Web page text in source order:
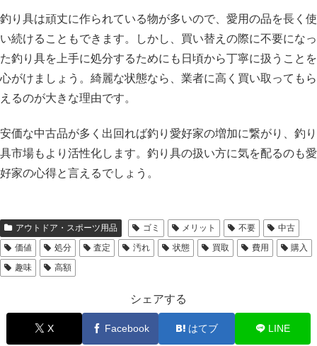
釣り具は頑丈に作られている物が多いので、愛用の品を長く使
い続けることもできます。しかし、買い替えの際に不要になっ
た釣り具を上手に処分するためにも日頃から丁寧に扱うことを
心がけましょう。綺麗な状態なら、業者に高く買い取ってもら
えるのが大きな理由です。
安価な中古品が多く出回れば釣り愛好家の増加に繋がり、釣り
具市場もより活性化します。釣り具の扱い方に気を配るのも愛
好家の心得と言えるでしょう。
アウトドア・スポーツ用品 ゴミ メリット 不要
中古
価値
処分 査定 汚れ 状態 買取 費用
購入
趣味
高額
シェアする
X Facebook はてブ LINE